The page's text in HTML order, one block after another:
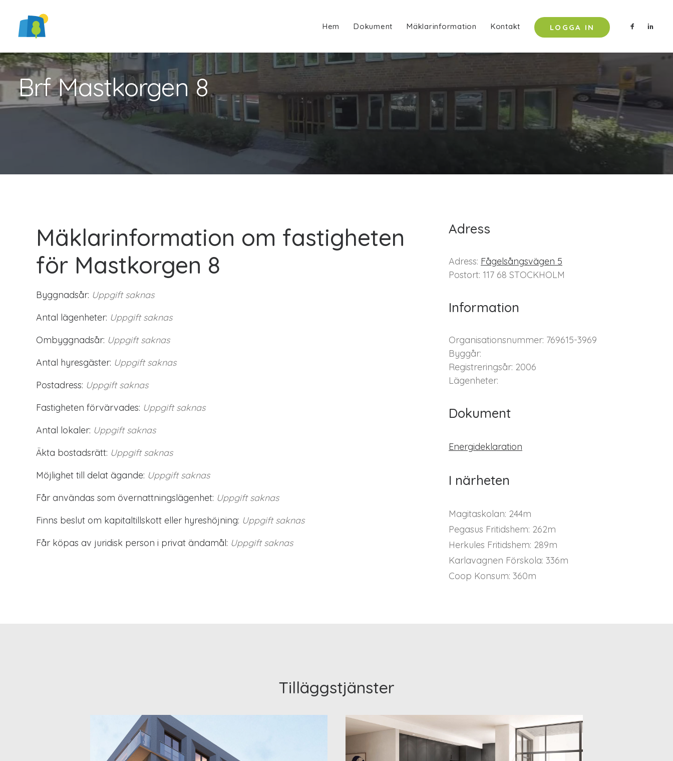
Hem Dokument Mäklarinformation Kontakt LOGGA IN
Brf Mastkorgen 8
Mäklarinformation om fastigheten
för Mastkorgen 8
Byggnadsår: Uppgift saknas
Antal lägenheter: Uppgift saknas
Ombyggnadsår: Uppgift saknas
Antal hyresgäster: Uppgift saknas
Postadress: Uppgift saknas
Fastigheten förvärvades: Uppgift saknas
Antal lokaler: Uppgift saknas
Äkta bostadsrätt: Uppgift saknas
Möjlighet till delat ägande: Uppgift saknas
Får användas som övernattningslägenhet: Uppgift saknas
Finns beslut om kapitaltillskott eller hyreshöjning: Uppgift saknas
Får köpas av juridisk person i privat ändamål: Uppgift saknas
Adress
Adress: Fågelsångsvägen 5
Postort: 117 68 STOCKHOLM
Information
Organisationsnummer: 769615-3969
Byggår:
Registreringsår: 2006
Lägenheter:
Dokument
Energideklaration
I närheten
Magitaskolan: 244m
Pegasus Fritidshem: 262m
Herkules Fritidshem: 289m
Karlavagnen Förskola: 336m
Coop Konsum: 360m
Tilläggstjänster